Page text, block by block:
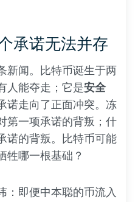
承诺无法并存
新闻。比特币诞生于两
人能夺走；它是安全
诺走向了正面冲突。冻
第一项承诺的背叛；什
诺的背叛。比特币可能
牲哪一根基础？
即便中本聪的币流入